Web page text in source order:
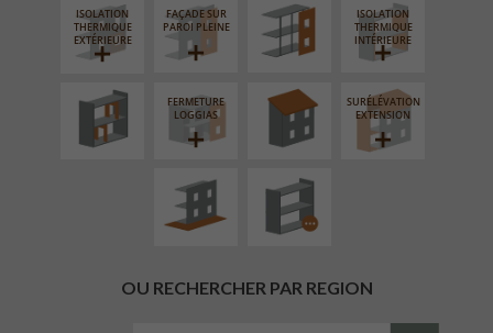
ISOLATION
THERMIQUE
EXTÉRIEURE
FAÇADE SUR
PAROI PLEINE
ISOLATION
THERMIQUE
INTÉRIEURE
RÉAMÉNAGEMENT
INTÉRIEUR
FERMETURE
LOGGIAS
RÉFECTION DES
TOITURES
SURÉLÉVATION
EXTENSION
AMÉNAGEMENT
EXTÉRIEUR
PROCÉDÉ
PARTICULIER
OU RECHERCHER PAR REGION